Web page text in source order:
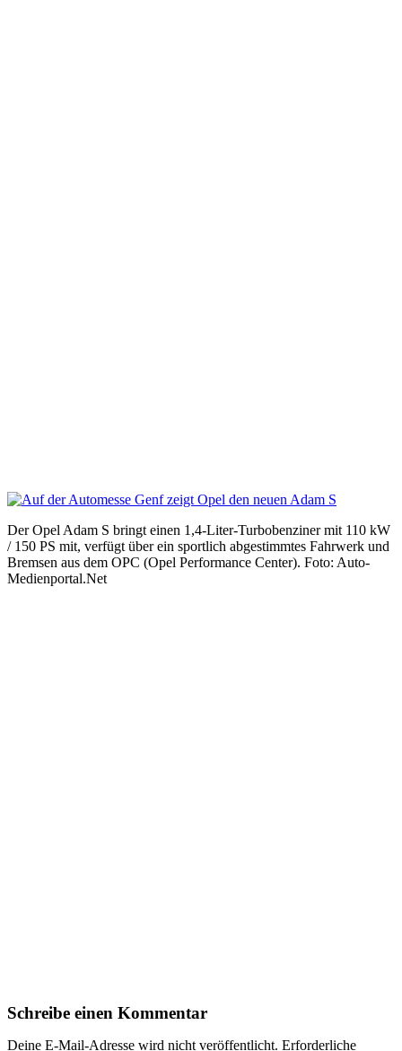
Der Opel Adam S bringt einen 1,4-Liter-Turbobenziner mit 110 kW
/ 150 PS mit, verfügt über ein sportlich abgestimmtes Fahrwerk und
Bremsen aus dem OPC (Opel Performance Center). Foto: Auto-
Medienportal.Net
Schreibe einen Kommentar
Deine E-Mail-Adresse wird nicht veröffentlicht. Erforderliche